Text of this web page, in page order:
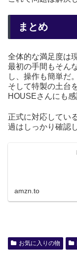
まとめ
全体的な満足度は
最初の手間もそん
し、操作も簡単だ
そして特製の土台
HOUSEさんにも感
正式に対応してい
過はしっかり確認
amzn.to
お気に入りの物